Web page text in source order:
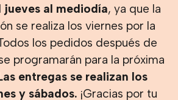
jueves al mediodía, ya que la
se realiza los viernes por la
los pedidos después de
programarán para la próxima
entregas se realizan los
y sábados. ¡Gracias por tu